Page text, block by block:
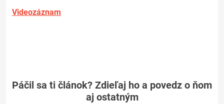
Videozáznam
Páčil sa ti článok? Zdieľaj ho a povedz o ňom
aj ostatným